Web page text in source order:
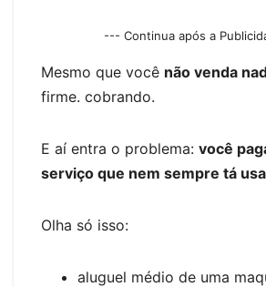
--- Continua após a
Mesmo que você não venda
firme. cobrando.
E aí entra o problema: você
serviço que nem sempre tá
Olha só isso:
aluguel médio de uma